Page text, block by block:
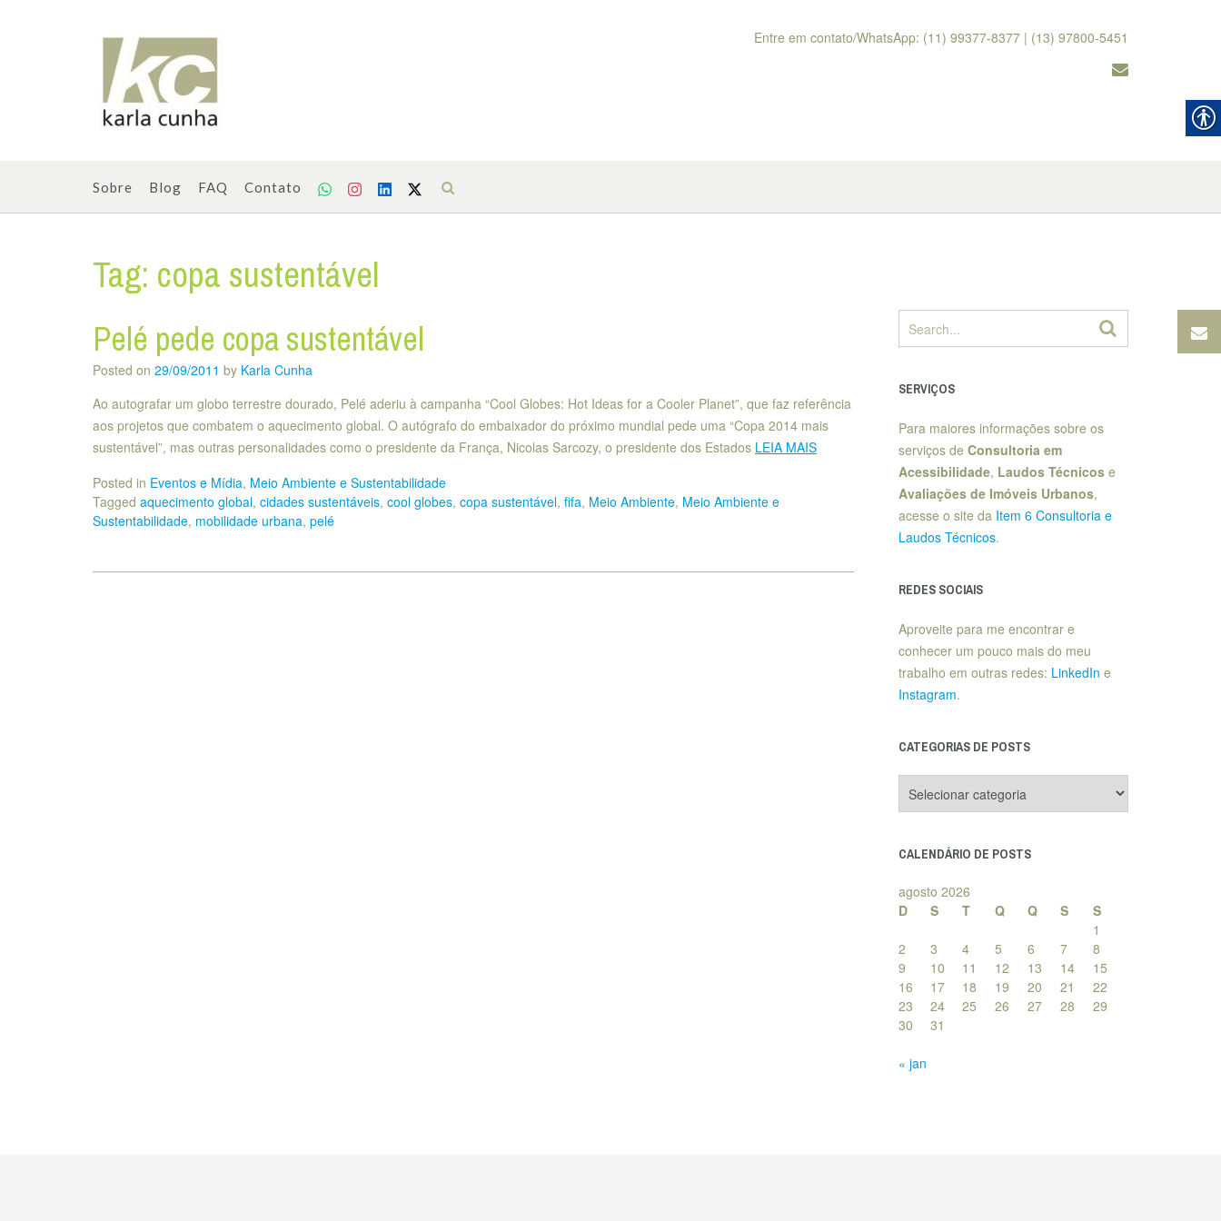
Entre em contato/WhatsApp: (11) 99377-8377 | (13) 97800-5451
Sobre Blog FAQ Contato
Tag: copa sustentável
Pelé pede copa sustentável
Posted on 29/09/2011 by Karla Cunha
Ao autografar um globo terrestre dourado, Pelé aderiu à campanha “Cool Globes: Hot Ideas for a Cooler Planet”, que faz referência
aos projetos que combatem o aquecimento global. O autógrafo do embaixador do próximo mundial pede uma “Copa 2014 mais
sustentável”, mas outras personalidades como o presidente da França, Nicolas Sarcozy, o presidente dos Estados LEIA MAIS
Posted in Eventos e Mídia, Meio Ambiente e Sustentabilidade
Tagged aquecimento global, cidades sustentáveis, cool globes, copa sustentável, fifa, Meio Ambiente, Meio Ambiente e
Sustentabilidade, mobilidade urbana, pelé
SERVIÇOS
Para maiores informações sobre os
serviços de Consultoria em
Acessibilidade, Laudos Técnicose
Avaliações de Imóveis Urbanos,
acesse o site da Item 6 Consultoria e
Laudos Técnicos.
REDES SOCIAIS
Aproveite para me encontrar e
conhecer um pouco mais do meu
trabalho em outras redes: LinkedIn e
Instagram.
CATEGORIAS DE POSTS
de
CALENDÁRIO DE POSTS
agosto 2026
D
S T Q Q S
S
1
2
3 4 5 6 7
8
9
10 11 12 13 14
15
16
17 18 19 20 21
22
23
24 25 26 27 28
29
30
31
« jan